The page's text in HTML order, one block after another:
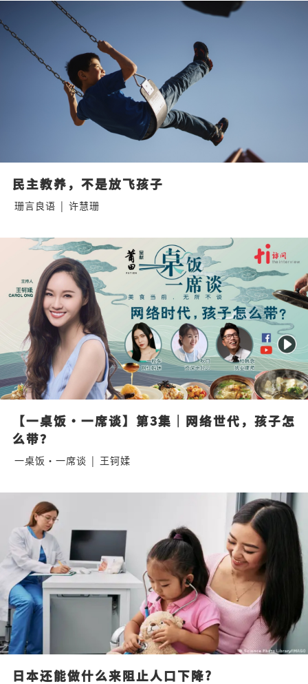
民主教养，不是放飞孩子
珊言良语 | 许慧珊
【一桌饭·一席谈】第3集｜网络世代，孩子怎
么带？
一桌饭·一席谈 | 王钶媃
日本还能做什么来阻止人口下降?